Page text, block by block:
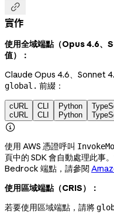

實作
使用全域端點（Opus 4.6
值）：
Claude Opus 4.6、Sonnet
global. 前綴：
cURL
cURL
CLI
CLI
Python
Python

使用 AWS 憑證呼叫
頁中的 SDK 會自動處理此事
Bedrock 端點，請參閱
使用區域端點（CRIS）：
若要使用區域端點，請將